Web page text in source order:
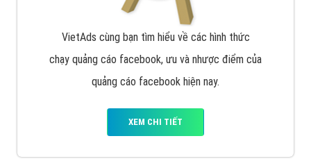
VietAds cùng bạn tìm hiểu về các hình thức
chạy quảng cáo facebook, ưu và nhược điểm của
quảng cáo facebook hiện nay.
XEM CHI TIẾT